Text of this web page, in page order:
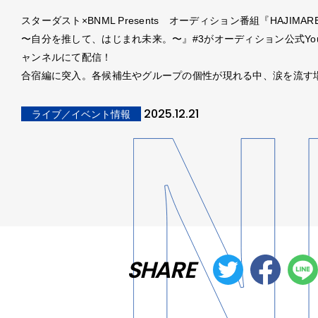
スターダスト×BNML Presents オーディション番組『
〜自分を推して、はじまれ未来。〜』#3がオーディション公式
ャンネルにて配信！
合宿編に突入。各候補生やグループの個性が現れる中、涙を流す
ライブ／イベント情報 2025.12.21
SHARE